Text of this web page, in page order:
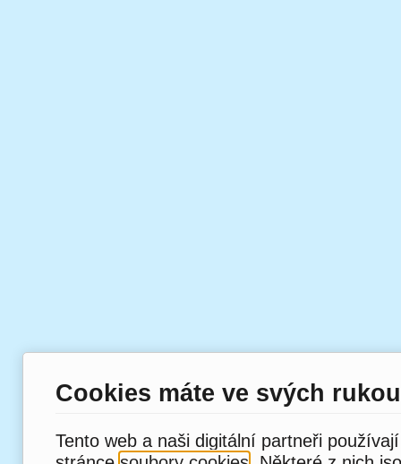
Cookies máte ve svých rukou
Tento web a naši digitální partneři